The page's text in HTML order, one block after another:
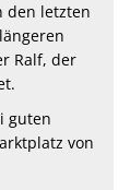
den letzten
Ralf, der
guten
von